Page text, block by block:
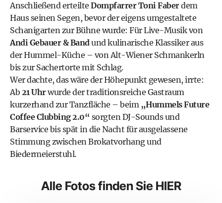
Anschließend erteilte Dompfarrer Toni Faberdem
Haus seinen Segen, bevor der eigens umgestaltete
Schanigarten zur Bühne wurde: Für Live-Musik von
Andi Gebauer & Bandund kulinarische Klassiker aus
der Hummel-Küche – von Alt-Wiener Schmankerln
bis zur Sachertorte mit Schlag.
Wer dachte, das wäre der Höhepunkt gewesen, irrte:
Ab 21 Uhrwurde der traditionsreiche Gastraum
kurzerhand zur Tanzfläche – beim „Hummels Future
Coffee Clubbing 2.0“ sorgten DJ-Sounds und
Barservice bis spät in die Nacht für ausgelassene
Stimmung zwischen Brokatvorhang und
Biedermeierstuhl.
Alle Fotos finden Sie HIER